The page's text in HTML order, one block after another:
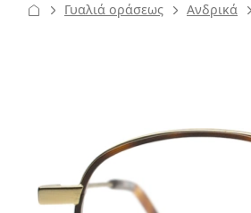
Γυαλιά οράσεως Ανδρικά